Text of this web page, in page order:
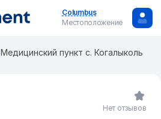
Columbus
Местоположение
Медицинский пункт с. Когалыколь
Нет отзывов